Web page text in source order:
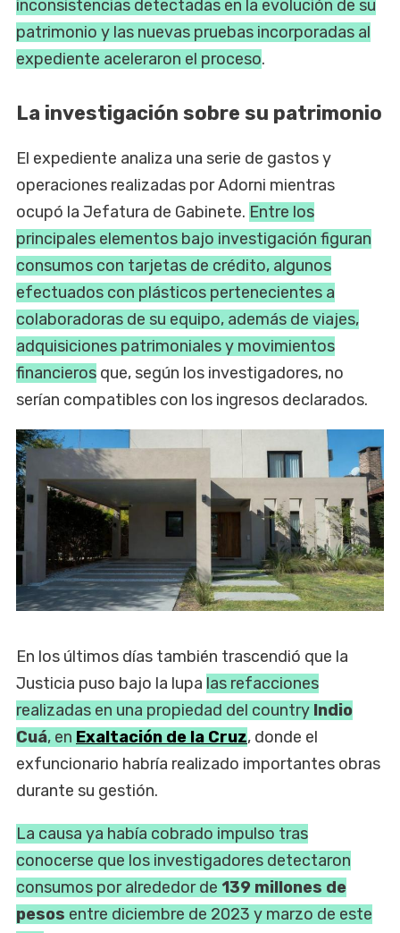
inconsistencias detectadas en la evolución de su
patrimonio y las nuevas pruebas incorporadas al
expediente aceleraron el proceso.
La investigación sobre su patrimonio
El expediente analiza una serie de gastos y
operaciones realizadas por Adorni mientras
ocupó la Jefatura de Gabinete. Entre los
principales elementos bajo investigación figuran
consumos con tarjetas de crédito, algunos
efectuados con plásticos pertenecientes a
colaboradoras de su equipo, además de viajes,
adquisiciones patrimoniales y movimientos
financieros que, según los investigadores, no
serían compatibles con los ingresos declarados.
En los últimos días también trascendió que la
Justicia puso bajo la lupa las refacciones
realizadas en una propiedad del country Indio
Cuá, en Exaltación de la Cruz, donde el
exfuncionario habría realizado importantes obras
durante su gestión.
La causa ya había cobrado impulso tras
conocerse que los investigadores detectaron
consumos por alrededor de 139 millones de
pesos entre diciembre de 2023 y marzo de este